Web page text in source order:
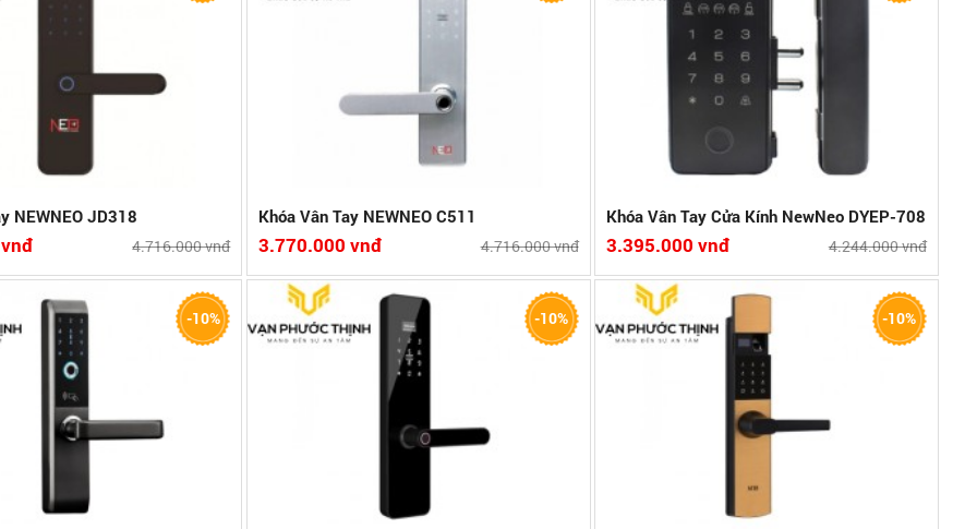
NEWNEO JD318
4.716.000 vnđ
động: Từ -20 độ C đến 50
Khóa Vân Tay NEWNEO C511
4.716.000 vnđ
3.770.000 vnđ
- Chất liệu: Nhựa cao cấp
2000 thẻ từ
Bảo hành:1 năm
Xem chi tiết
Khóa Vân Tay Cửa Kính NewNeo DYEP-708
4.244.000 vnđ
3.395.000 vnđ
-10%
được lưu trữ tối đa 100 Vân tay, 200
Số
dành cho căn hộ : 4 x 10 cm
tiêu chuẩn và sản xuất theo công
-10%
-Khóa 4 chức năng: Vân Tay, Mã Số, Thẻ Từ, Chìa cơ
-Chất liệu: Hợp kim cao cấp
-Dung lượng lưu trữ: 200 vân tay, 50 thẻ từ, 10 mã
-Đố cửa thích hợp:4x11cm
-SX theo Công nghệ và tiêu chuẩn của Đức
So sánh
-10%